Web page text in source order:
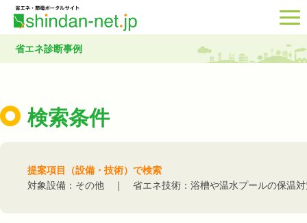
省エネ診断事例
検索条件
提案項目（設備・技術）で検索
対象設備：その他 ｜ 省エネ技術：浴槽や温水プールの保温対